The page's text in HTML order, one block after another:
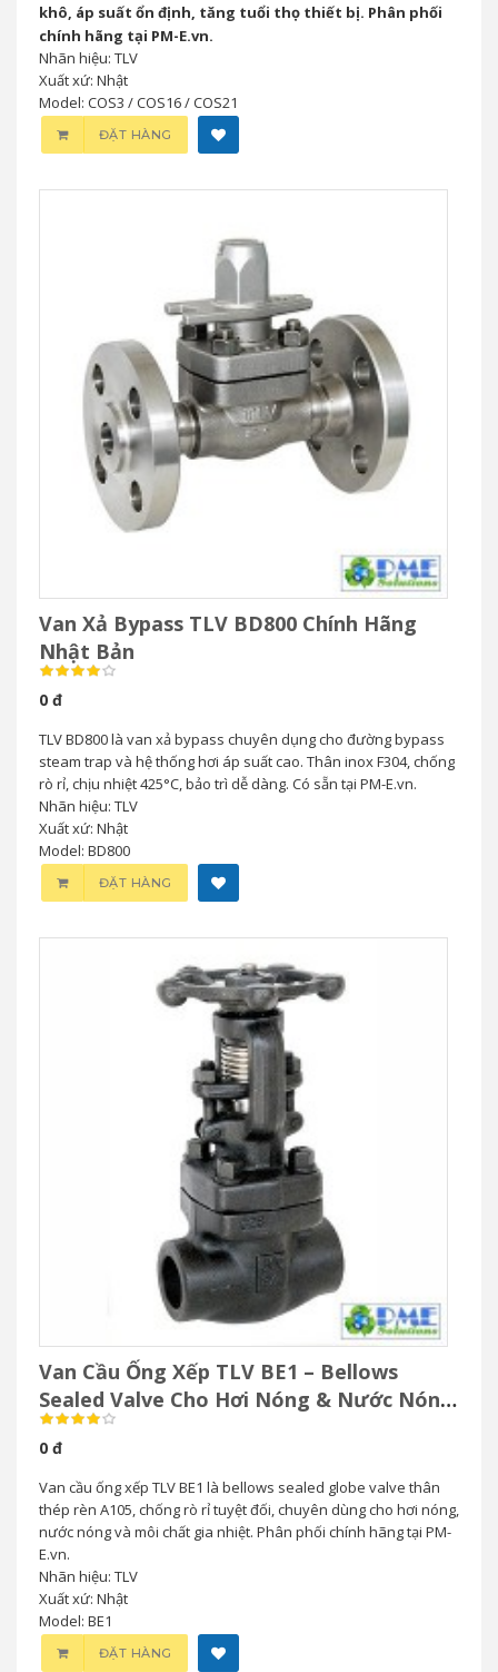
khô, áp suất ổn định, tăng tuổi thọ thiết bị. Phân phối
chính hãng tại PM-E.vn.
Nhãn hiệu: TLV
Xuất xứ: Nhật
Model: COS3 / COS16 / COS21
ĐẶT HÀNG
Van Xả Bypass TLV BD800 Chính Hãng
Nhật Bản
0 đ
TLV BD800 là van xả bypass chuyên dụng cho đường bypass
steam trap và hệ thống hơi áp suất cao. Thân inox F304, chống
rò rỉ, chịu nhiệt 425°C, bảo trì dễ dàng. Có sẵn tại PM-E.vn.
Nhãn hiệu: TLV
Xuất xứ: Nhật
Model: BD800
ĐẶT HÀNG
Van Cầu Ống Xếp TLV BE1 – Bellows
Sealed Valve Cho Hơi Nóng & Nước Nóng
Áp Suất Cao
0 đ
Van cầu ống xếp TLV BE1 là bellows sealed globe valve thân
thép rèn A105, chống rò rỉ tuyệt đối, chuyên dùng cho hơi nóng,
nước nóng và môi chất gia nhiệt. Phân phối chính hãng tại PM-
E.vn.
Nhãn hiệu: TLV
Xuất xứ: Nhật
Model: BE1
ĐẶT HÀNG